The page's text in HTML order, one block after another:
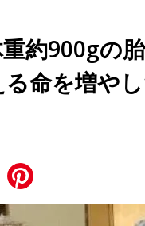
約900gの
る命を増や